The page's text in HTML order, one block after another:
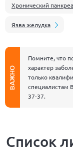
Хронический
Язва желудка
ВАЖНО
Помните, что
характер
только
специалистам
37-37.
Список